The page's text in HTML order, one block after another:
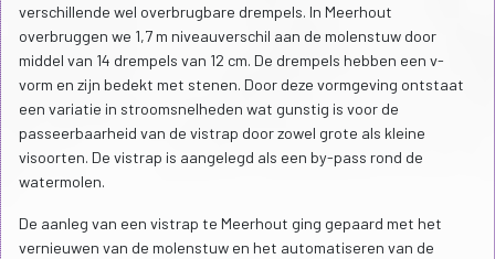
verschillende wel overbrugbare drempels. In Meerhout
overbruggen we 1,7 m niveauverschil aan de molenstuw door
middel van 14 drempels van 12 cm. De drempels hebben een v-
vorm en zijn bedekt met stenen. Door deze vormgeving ontstaat
een variatie in stroomsnelheden wat gunstig is voor de
passeerbaarheid van de vistrap door zowel grote als kleine
visoorten. De vistrap is aangelegd als een by-pass rond de
watermolen.
De aanleg van een vistrap te Meerhout ging gepaard met het
vernieuwen van de molenstuw en het automatiseren van de